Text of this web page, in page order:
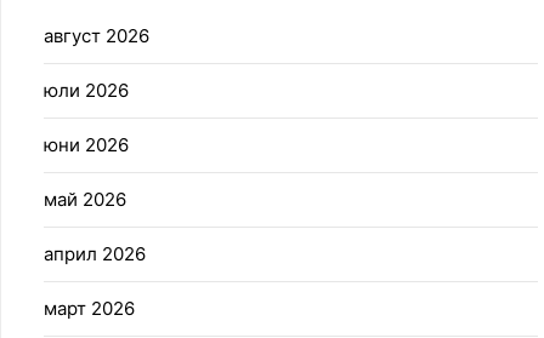
август 2026
юли 2026
юни 2026
май 2026
април 2026
март 2026